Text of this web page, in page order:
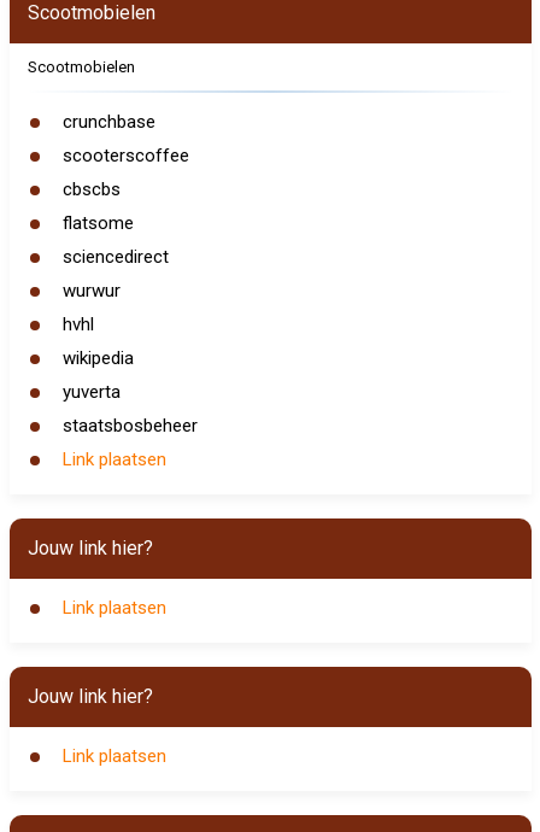
Scootmobielen
Scootmobielen
crunchbase
scooterscoffee
cbscbs
flatsome
sciencedirect
wurwur
hvhl
wikipedia
yuverta
staatsbosbeheer
Link plaatsen
Jouw link hier?
Link plaatsen
Jouw link hier?
Link plaatsen